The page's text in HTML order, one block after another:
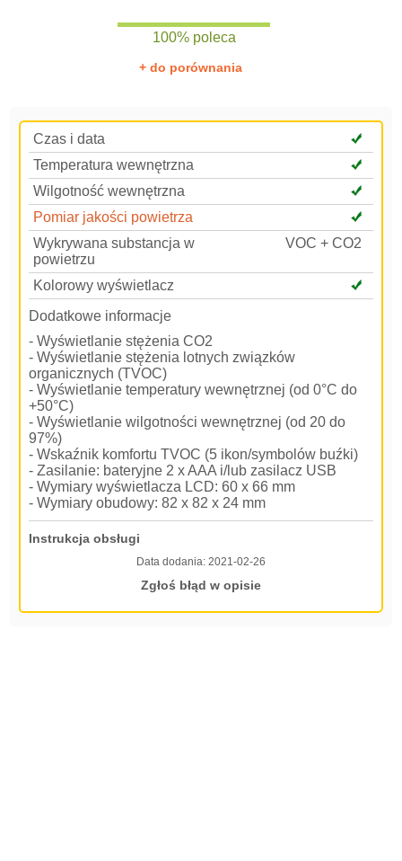
100% poleca
+ do porównania
Czas i data
Temperatura wewnętrzna
Wilgotność wewnętrzna
Pomiar jakości powietrza
Wykrywana substancja w
powietrzu
VOC + CO2
Kolorowy wyświetlacz
Dodatkowe informacje
- Wyświetlanie stężenia CO2
- Wyświetlanie stężenia lotnych związków
organicznych (TVOC)
- Wyświetlanie temperatury wewnętrznej (od 0°C do
+50°C)
- Wyświetlanie wilgotności wewnętrznej (od 20 do
97%)
- Wskaźnik komfortu TVOC (5 ikon/symbolów buźki)
- Zasilanie: bateryjne 2 x AAA i/lub zasilacz USB
- Wymiary wyświetlacza LCD: 60 x 66 mm
- Wymiary obudowy: 82 x 82 x 24 mm
Instrukcja obsługi
Data dodania: 2021-02-26
Zgłoś błąd w opisie